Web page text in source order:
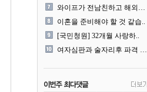
와이프가 전남친하고 해외여행..
이혼을 준비해야 할 것 같습..
[국민청원] 32개월 사랑하..
여자심판과 술자리후 파격 승..